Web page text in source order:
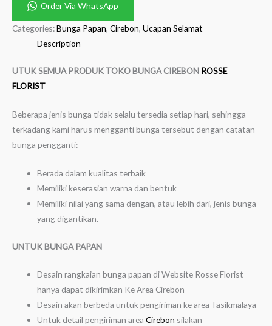
Order Via WhatsApp
Categories:Bunga Papan, Cirebon, Ucapan Selamat
Description
UTUK SEMUA PRODUK TOKO BUNGA CIREBON ROSSE
FLORIST
Beberapa jenis bunga tidak selalu tersedia setiap hari, sehingga
terkadang kami harus mengganti bunga tersebut dengan catatan
bunga pengganti:
Berada dalam kualitas terbaik
Memiliki keserasian warna dan bentuk
Memiliki nilai yang sama dengan, atau lebih dari, jenis bunga
yang digantikan.
UNTUK BUNGA PAPAN
Desain rangkaian bunga papan di Website Rosse Florist
hanya dapat dikirimkan Ke Area Cirebon
Desain akan berbeda untuk pengiriman ke area Tasikmalaya
Untuk detail pengiriman areaCirebon silakan